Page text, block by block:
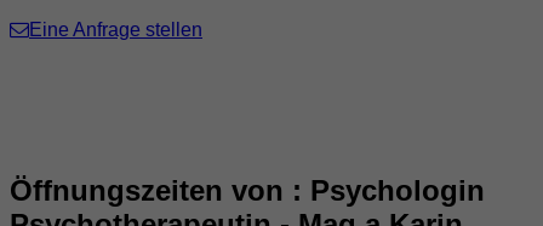
Eine Anfrage stellen
Öffnungszeiten von : Psychologin